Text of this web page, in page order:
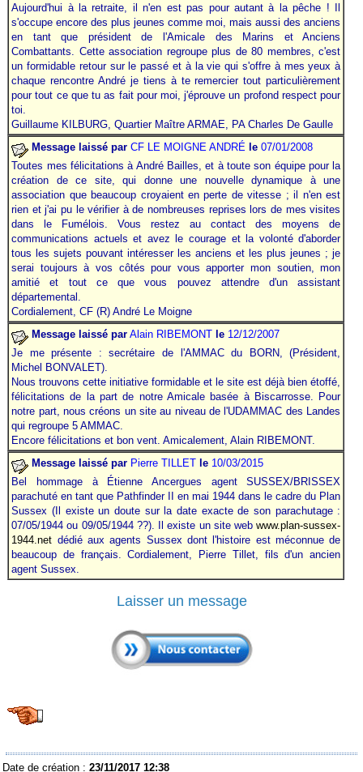
Aujourd'hui à la retraite, il n'en est pas pour autant à la pêche ! Il
s'occupe encore des plus jeunes comme moi, mais aussi des anciens
en tant que président de l'Amicale des Marins et Anciens
Combattants. Cette association regroupe plus de 80 membres, c'est
un formidable retour sur le passé et à la vie qui s'offre à mes yeux à
chaque rencontre André je tiens à te remercier tout particulièrement
pour tout ce que tu as fait pour moi, j'éprouve un profond respect pour
toi.
Guillaume KILBURG, Quartier Maître ARMAE, PA Charles De Gaulle
Message laissé par CF LE MOIGNE ANDRÉ le 07/01/2008
Toutes mes félicitations à André Bailles, et à toute son équipe pour la
création de ce site, qui donne une nouvelle dynamique à une
association que beaucoup croyaient en perte de vitesse ; il n'en est
rien et j'ai pu le vérifier à de nombreuses reprises lors de mes visites
dans le Fumélois. Vous restez au contact des moyens de
communications actuels et avez le courage et la volonté d'aborder
tous les sujets pouvant intéresser les anciens et les plus jeunes ; je
serai toujours à vos côtés pour vous apporter mon soutien, mon
amitié et tout ce que vous pouvez attendre d'un assistant
départemental.
Cordialement, CF (R) André Le Moigne
Message laissé par Alain RIBEMONT le 12/12/2007
Je me présente : secrétaire de l'AMMAC du BORN, (Président,
Michel BONVALET).
Nous trouvons cette initiative formidable et le site est déjà bien étoffé,
félicitations de la part de notre Amicale basée à Biscarrosse. Pour
notre part, nous créons un site au niveau de l'UDAMMAC des Landes
qui regroupe 5 AMMAC.
Encore félicitations et bon vent. Amicalement, Alain RIBEMONT.
Message laissé par Pierre TILLET le 10/03/2015
Bel hommage à Étienne Ancergues agent SUSSEX/BRISSEX
parachuté en tant que Pathfinder II en mai 1944 dans le cadre du Plan
Sussex (Il existe un doute sur la date exacte de son parachutage :
07/05/1944 ou 09/05/1944 ??). Il existe un site webwww.plan-sussex-
1944.net dédié aux agents Sussex dont l'histoire est méconnue de
beaucoup de français. Cordialement, Pierre Tillet, fils d'un ancien
agent Sussex.
Laisser un message
Date de création :23/11/2017 12:38